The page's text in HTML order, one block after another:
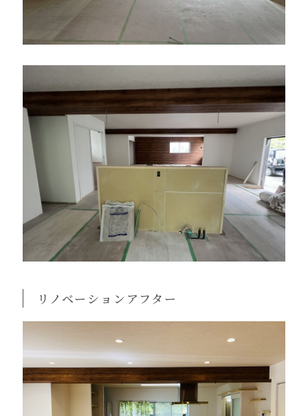
リノベーションアフター